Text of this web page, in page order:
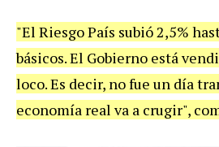
"El Riesgo País subió 2,5%
básicos. El Gobierno está
loco. Es decir, no fue un día
economía real va a crugir",